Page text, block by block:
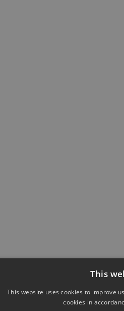
This
This website uses cookies to improve
cookies in